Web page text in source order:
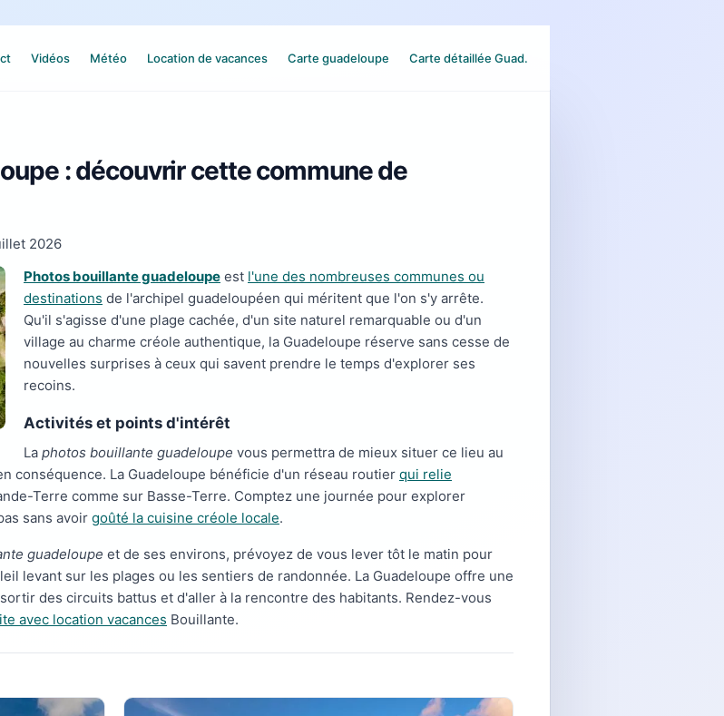
Vidéos Météo Location de vacances Carte guadeloupe Carte détaillée Guad.
: découvrir cette commune de
2026
Photos bouillante guadeloupe est l'une des nombreuses communes ou
destinations de l'archipel guadeloupéen qui méritent que l'on s'y arrête.
Qu'il s'agisse d'une plage cachée, d'un site naturel remarquable ou d'un
village au charme créole authentique, la Guadeloupe réserve sans cesse de
nouvelles surprises à ceux qui savent prendre le temps d'explorer ses
recoins.
Activités et points d'intérêt
La photos bouillante guadeloupe vous permettra de mieux situer ce lieu au
conséquence. La Guadeloupe bénéficie d'un réseau routier qui relie
Terre comme sur Basse-Terre. Comptez une journée pour explorer
sans avoir goûté la cuisine créole locale.
guadeloupe et de ses environs, prévoyez de vous lever tôt le matin pour
levant sur les plages ou les sentiers de randonnée. La Guadeloupe offre une
des circuits battus et d'aller à la rencontre des habitants. Rendez-vous
avec location vacances Bouillante.